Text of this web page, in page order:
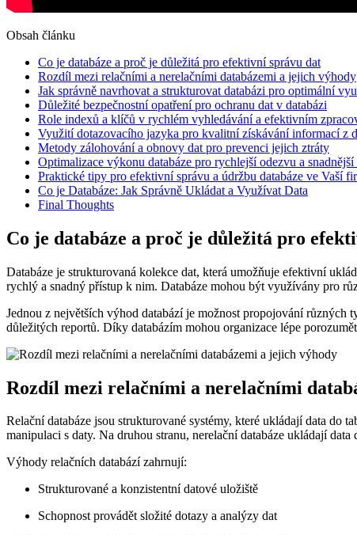
Obsah článku
Co je databáze a proč je důležitá pro efektivní správu dat
Rozdíl mezi relačními a nerelačními databázemi a jejich výhody
Jak správně navrhovat a strukturovat databázi pro optimální
Důležité bezpečnostní opatření pro ochranu dat v databázi
Role indexů a klíčů v rychlém vyhledávání a efektivním
Využití dotazovacího jazyka pro kvalitní získávání informací z
Metody zálohování a obnovy dat pro prevenci jejich ztráty
Optimalizace výkonu databáze pro rychlejší odezvu a snadnější
Praktické tipy pro efektivní správu a údržbu databáze ve Vaší
Co je Databáze: Jak Správně Ukládat a Využívat Data
Final Thoughts
Co je databáze a proč je důležitá pro
Databáze je strukturovaná kolekce dat, která umožňuje efektivní
rychlý a snadný přístup k nim. Databáze mohou být využívány pro
Jednou z největších výhod databází je možnost propojování
důležitých reportů. Díky databázím mohou organizace lépe
Rozdíl mezi relačními a nerelačními
Relační databáze jsou strukturované systémy, které ukládají data do
manipulaci s daty. Na druhou stranu, nerelační databáze ukládají
Výhody relačních databází zahrnují:
Strukturované a konzistentní datové uložiště
Schopnost provádět složité dotazy a analýzy dat